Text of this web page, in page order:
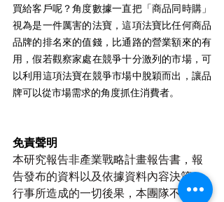
買給客戶呢？角度數據一直把「商品同時購」
視為是一件厲害的法寶，這項法寶比任何商品
品牌的排名來的值錢，比通路的營業額來的有
用，假若觀察家處在競爭十分激列的市場，可
以利用這項法寶在競爭市場中脫穎而出，讓品
牌可以從市場需求的角度抓住消費者。
免責聲明
本研究報告非產業戰略計畫報告書，報
告發布的資料以及依據資料內容決策、
行事所造成的一切後果，本團隊不予承